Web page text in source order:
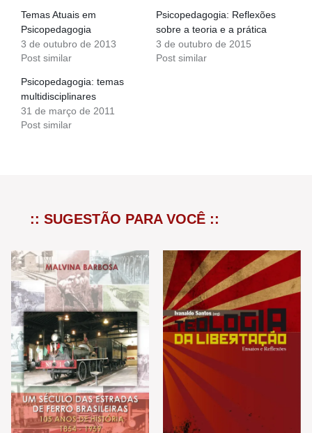
Temas Atuais em
Psicopedagogia
3 de outubro de 2013
Post similar
Psicopedagogia: Reflexões
sobre a teoria e a prática
3 de outubro de 2015
Post similar
Psicopedagogia: temas
multidisciplinares
31 de março de 2011
Post similar
:: SUGESTÃO PARA VOCÊ ::